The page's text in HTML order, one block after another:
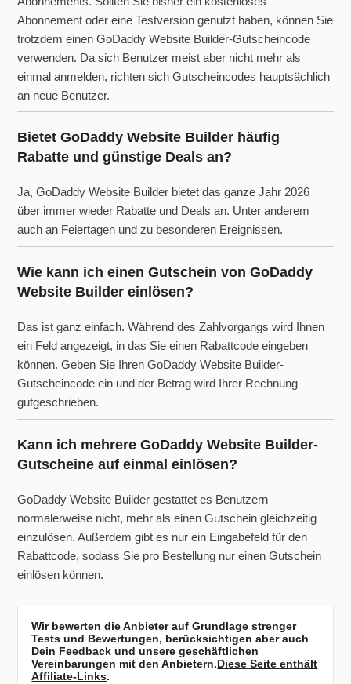
Abonnement oder eine Testversion genutzt haben, können Sie
trotzdem einen GoDaddy Website Builder-Gutscheincode
verwenden. Da sich Benutzer meist aber nicht mehr als
einmal anmelden, richten sich Gutscheincodes hauptsächlich
an neue Benutzer.
Bietet GoDaddy Website Builder häufig
Rabatte und günstige Deals an?
Ja, GoDaddy Website Builder bietet das ganze Jahr 2026
über immer wieder Rabatte und Deals an. Unter anderem
auch an Feiertagen und zu besonderen Ereignissen.
Wie kann ich einen Gutschein von GoDaddy
Website Builder einlösen?
Das ist ganz einfach. Während des Zahlvorgangs wird Ihnen
ein Feld angezeigt, in das Sie einen Rabattcode eingeben
können. Geben Sie Ihren GoDaddy Website Builder-
Gutscheincode ein und der Betrag wird Ihrer Rechnung
gutgeschrieben.
Kann ich mehrere GoDaddy Website Builder-
Gutscheine auf einmal einlösen?
GoDaddy Website Builder gestattet es Benutzern
normalerweise nicht, mehr als einen Gutschein gleichzeitig
einzulösen. Außerdem gibt es nur ein Eingabefeld für den
Rabattcode, sodass Sie pro Bestellung nur einen Gutschein
einlösen können.
Wir bewerten die Anbieter auf Grundlage strenger
Tests und Bewertungen, berücksichtigen aber auch
Dein Feedback und unsere geschäftlichen
Vereinbarungen mit den Anbietern.Diese Seite enthält
Affiliate-Links.